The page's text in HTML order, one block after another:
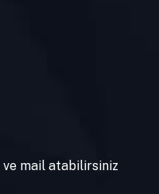
mail atabilirsiniz